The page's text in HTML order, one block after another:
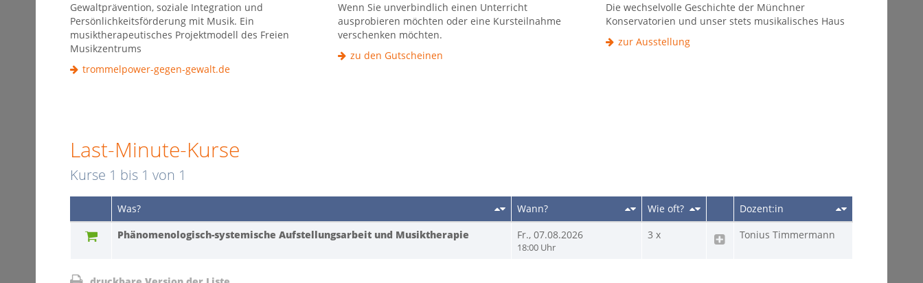
Gewaltprävention, soziale Integration und
Persönlichkeitsförderung mit Musik. Ein
musiktherapeutisches Projektmodell des Freien
Musikzentrums
trommelpower-gegen-gewalt.de
Wenn Sie unverbindlich einen Unterricht
ausprobieren möchten oder eine Kursteilnahme
verschenken möchten.
zu den Gutscheinen
Die wechselvolle Geschichte der Münchner
Konservatorien und unser stets musikalisches Haus
zur Ausstellung
Last-Minute-Kurse
Kurse 1 bis 1 von 1
Was? Wann? Wie oft?
Dozent:in
Phänomenologisch-systemische Aufstellungsarbeit und Musiktherapie
Fr., 07.08.2026
18:00 Uhr
3 x Tonius Timmermann